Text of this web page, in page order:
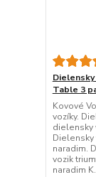
Table 3
Kovové
vozíky.
dielensky
Dielensky
naradim.
vozik
naradim